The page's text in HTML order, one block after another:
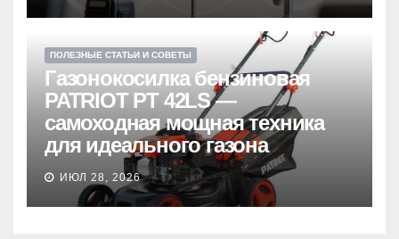
ПОЛЕЗНЫЕ СТАТЬИ И СОВЕТЫ
Газонокосилка бензиновая
PATRIOT PT 42LS —
самоходная мощная техника
для идеального газона
ИЮЛ 28, 2026